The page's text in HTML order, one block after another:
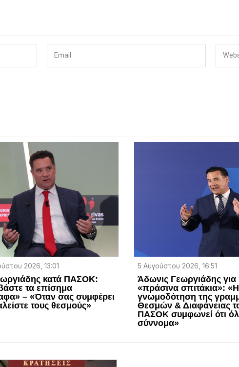
2026, 13:01
κατά ΠΑΣΟΚ:
τα επίσημα
– «Όταν σας συμφέρει
τους θεσμούς»
5 Αυγούστου 2026, 16:51
Άδωνις Γεωργιάδης για
«πράσινα σπιτάκια»: «Η
γνωμοδότηση της
Θεσμών & Διαφάνειας
ΠΑΣΟΚ συμφωνεί ότι
σύννομα»